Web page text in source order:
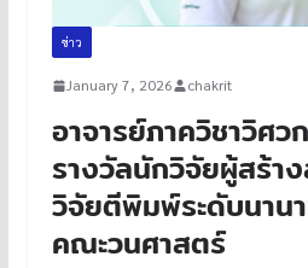
ข่าว
January 7, 2026 chakrit
อาจารย์ภาควิชาวิศว
รางวัลนักวิจัยผู้สร้า
วิจัยตีพิมพ์ระดับนาน
คณะวนศาสตร์